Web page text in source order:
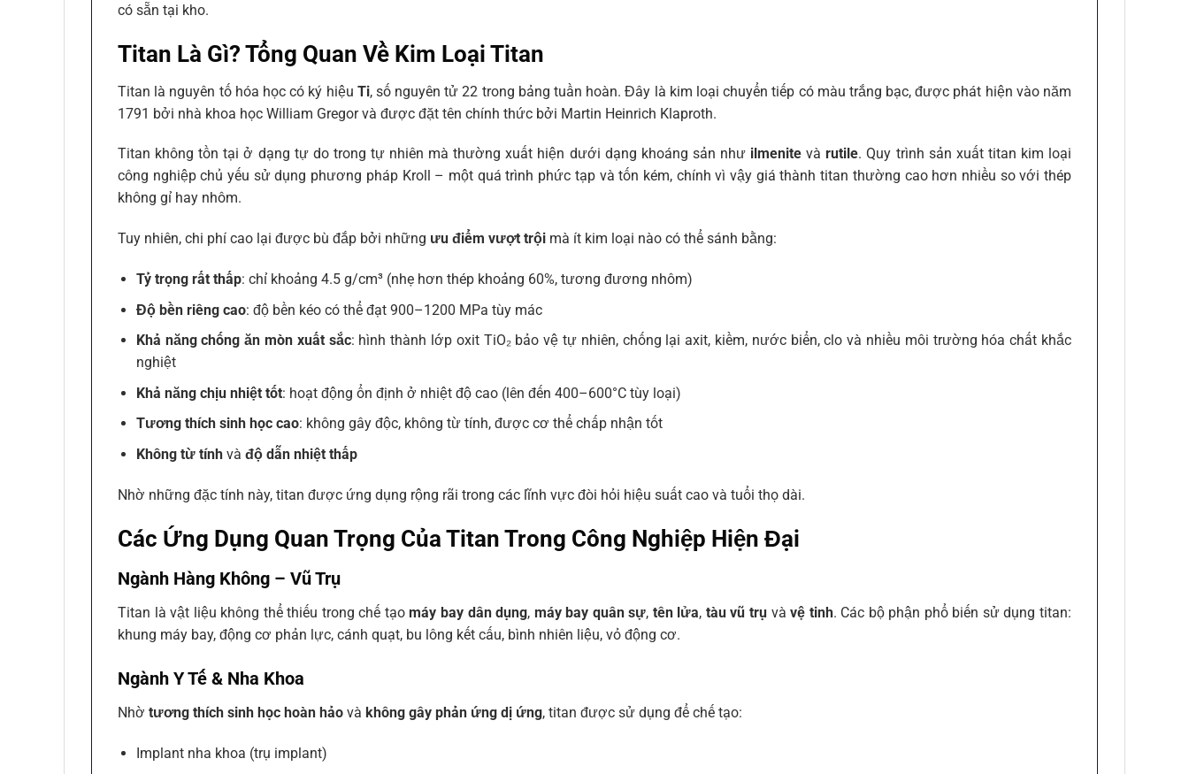
có sẵn tại kho.
Titan Là Gì? Tổng Quan Về Kim Loại Titan
Titan là nguyên tố hóa học có ký hiệu Ti, số nguyên tử 22 trong bảng tuần hoàn. Đây là kim loại chuyển tiếp có màu trắng bạc, được phát hiện vào năm
1791 bởi nhà khoa học William Gregor và được đặt tên chính thức bởi Martin Heinrich Klaproth.
Titan không tồn tại ở dạng tự do trong tự nhiên mà thường xuất hiện dưới dạng khoáng sản như ilmenite vàrutile. Quy trình sản xuất titan kim loại
công nghiệp chủ yếu sử dụng phương pháp Kroll – một quá trình phức tạp và tốn kém, chính vì vậy giá thành titan thường cao hơn nhiều so với thép
không gỉ hay nhôm.
Tuy nhiên, chi phí cao lại được bù đắp bởi những ưu điểm vượt trội mà ít kim loại nào có thể sánh bằng:
Tỷ trọng rất thấp: chỉ khoảng 4.5 g/cm³ (nhẹ hơn thép khoảng 60%, tương đương nhôm)
Độ bền riêng cao: độ bền kéo có thể đạt 900–1200 MPa tùy mác
Khả năng chống ăn mòn xuất sắc: hình thành lớp oxit TiO₂ bảo vệ tự nhiên, chống lại axit, kiềm, nước biển, clo và nhiều môi trường hóa chất khắc
nghiệt
Khả năng chịu nhiệt tốt: hoạt động ổn định ở nhiệt độ cao (lên đến 400–600°C tùy loại)
Tương thích sinh học cao: không gây độc, không từ tính, được cơ thể chấp nhận tốt
Không từ tínhvà độ dẫn nhiệt thấp
Nhờ những đặc tính này, titan được ứng dụng rộng rãi trong các lĩnh vực đòi hỏi hiệu suất cao và tuổi thọ dài.
Các Ứng Dụng Quan Trọng Của Titan Trong Công Nghiệp Hiện Đại
Ngành Hàng Không – Vũ Trụ
Titan là vật liệu không thể thiếu trong chế tạomáy bay dân dụng, máy bay quân sự, tên lửa, tàu vũ trụ vàvệ tinh. Các bộ phận phổ biến sử dụng titan:
khung máy bay, động cơ phản lực, cánh quạt, bu lông kết cấu, bình nhiên liệu, vỏ động cơ.
Ngành Y Tế & Nha Khoa
Nhờ tương thích sinh học hoàn hảo và không gây phản ứng dị ứng, titan được sử dụng để chế tạo:
Implant nha khoa (trụ implant)